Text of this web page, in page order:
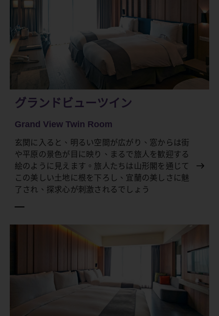
グランドビューツイン
Grand View Twin Room
玄関に入ると、明るい空間が広がり、窓からは街
や平原の景色が目に映り、まるで旅人を歓迎する
絵のように見えます。旅人たちは山形閣を通じて
この美しい土地に根を下ろし、宜蘭の美しさに魅
了され、探求心が刺激されるでしょう